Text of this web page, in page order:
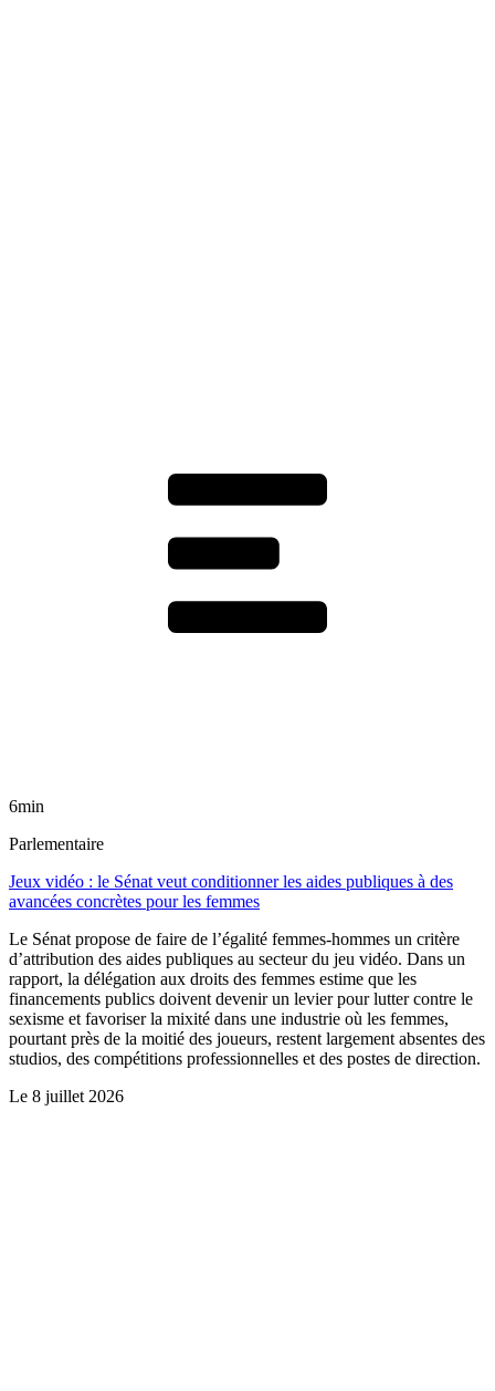
6min
Parlementaire
Jeux vidéo : le Sénat veut conditionner les aides publiques à des
avancées concrètes pour les femmes
Le Sénat propose de faire de l’égalité femmes-hommes un critère
d’attribution des aides publiques au secteur du jeu vidéo. Dans un
rapport, la délégation aux droits des femmes estime que les
financements publics doivent devenir un levier pour lutter contre le
sexisme et favoriser la mixité dans une industrie où les femmes,
pourtant près de la moitié des joueurs, restent largement absentes des
studios, des compétitions professionnelles et des postes de direction.
Le 8 juillet 2026